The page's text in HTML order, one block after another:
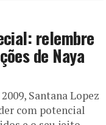
relembre
de Naya
Santana Lopez
com potencial